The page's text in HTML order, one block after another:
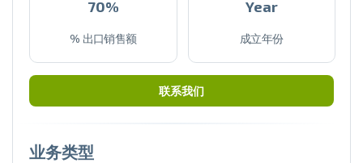
70%
% 出口销售额
Year
成立年份
联系我们
业务类型